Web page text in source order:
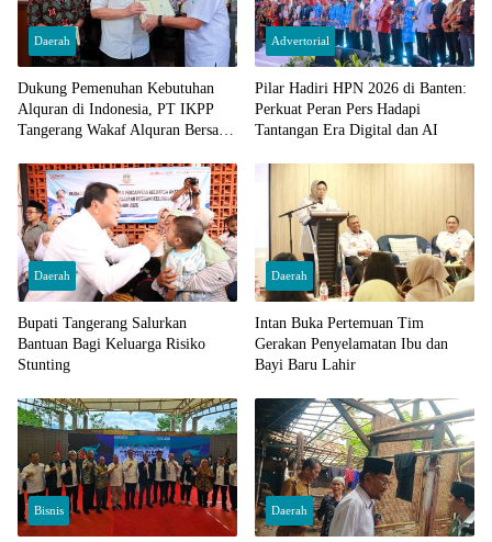
Daerah
Dukung Pemenuhan Kebutuhan
Alquran di Indonesia, PT IKPP
Tangerang Wakaf Alquran Bersama
Advertorial
Pilar Hadiri HPN 2026 di Banten:
Perkuat Peran Pers Hadapi
Tantangan Era Digital dan AI
Daerah
Bupati Tangerang Salurkan
Bantuan Bagi Keluarga Risiko
Stunting
Daerah
Intan Buka Pertemuan Tim
Gerakan Penyelamatan Ibu dan
Bayi Baru Lahir
Bisnis Daerah